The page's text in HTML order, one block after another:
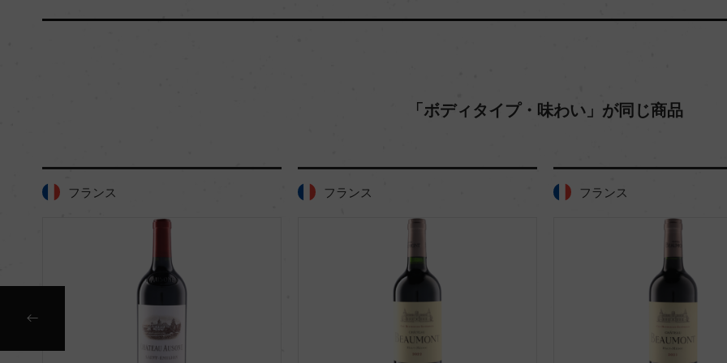
「ボディタイプ・味わい」が同じ商品
フランス フランス フランス